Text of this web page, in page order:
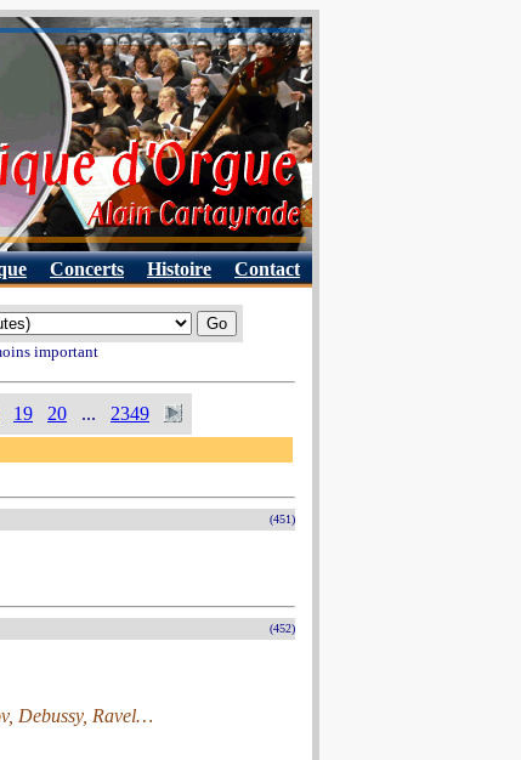
Concerts Histoire Contact
important
19 20 ... 2349
(451)
(452)
Debussy, Ravel…